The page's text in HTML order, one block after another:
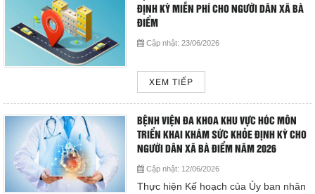
ĐỊNH KỲ MIỄN PHÍ CHO NGƯỜI DÂN XÃ BÀ
ĐIỂM
Cập nhật: 23/06/2026
XEM TIẾP
BỆNH VIỆN ĐA KHOA KHU VỰC HÓC MÔN
TRIỂN KHAI KHÁM SỨC KHỎE ĐỊNH KỲ CHO
NGƯỜI DÂN XÃ BÀ ĐIỂM NĂM 2026
Cập nhật: 12/06/2026
Thực hiện Kế hoạch của Ủy ban nhân